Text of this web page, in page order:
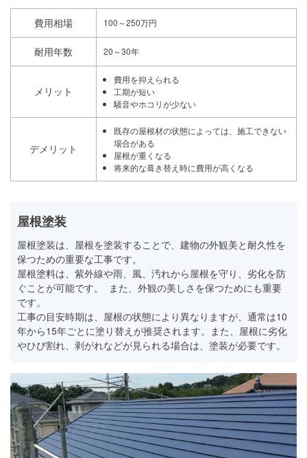
費用相場 100～250万円
耐用年数 20～30年
メリット
費用を抑えられる
工期が短い
騒音やホコリが少ない
デメリット
既存の屋根材の状態によっては、施工できない
場合がある
屋根が重くなる
将来的な葺き替え時に費用が高くなる
屋根塗装
屋根塗装は、屋根を塗装することで、建物の外観美と耐久性を
保つための重要な工事です。
屋根塗料は、紫外線や雨、風、汚れから屋根を守り、劣化を防
ぐことが可能です。 また、外観の美しさを保つためにも重要
です。
工事の目安時期は、屋根の状態により異なりますが、通常は10
年から15年ごとに塗り替えが推奨されます。また、屋根に劣化
やひび割れ、剥がれなどが見られる場合は、塗装が必要です。